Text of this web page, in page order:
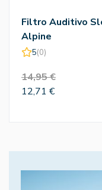
Filtro Auditivo
Alpine
5(0)
14,95 €
12,71 €